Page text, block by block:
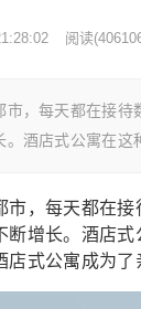
阅读(
市，每天都在接
。酒店式公寓在这
市，每天都在
断增长。酒店
店式公寓成为